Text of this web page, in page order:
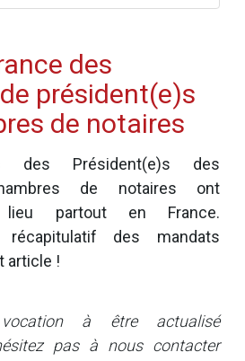
des
président(e)s
de notaires
des Président(e)s des
de notaires ont
lieu partout en France.
récapitulatif des mandats
article !
à être actualisé
pas à nous contacter